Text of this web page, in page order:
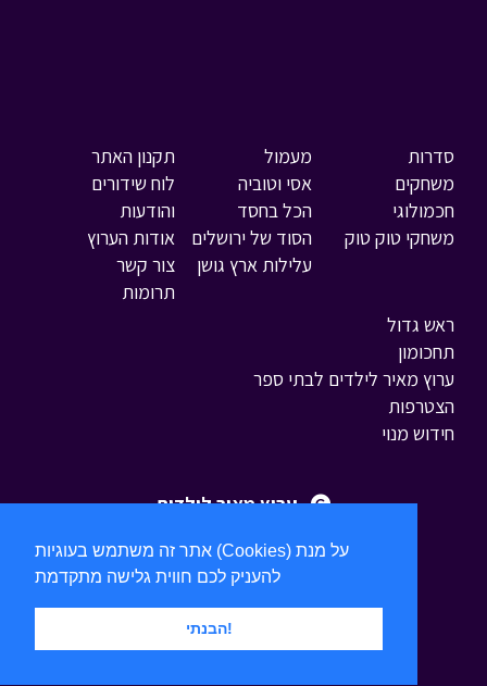
אתר זה משתמש בעוגיות (Cookies) על מנת
הבנתי!
סדרות
משחקים
חכמולוגי
משחקי טוק טוק
מעמול
אסי וטוביה
הכל בחסד
הסוד של ירושלים
עלילות ארץ גושן
ראש גדול
תחכומון
ערוץ מאיר לילדים לבתי ספר
הצטרפות
חידוש מנוי
תקנון האתר
לוח שידורים
והודעות
אודות הערוץ
צור קשר
תרומות
ערוץ מאיר לילדים